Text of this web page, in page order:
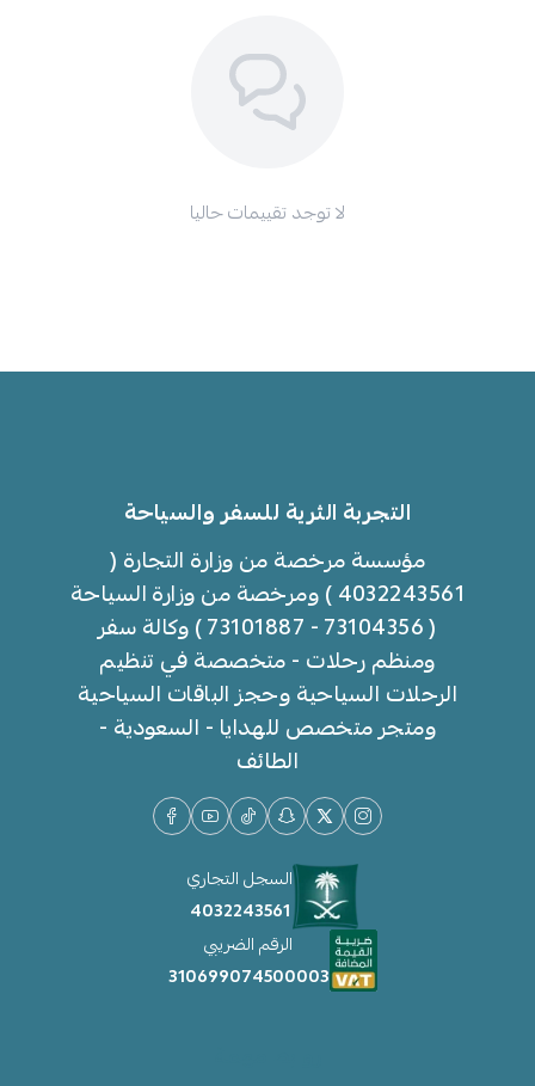
لا توجد تقييمات حاليا
التجربة الثرية للسفر والسياحة
مؤسسة مرخصة من وزارة التجارة (
4032243561 ) ومرخصة من وزارة السياحة
( 73104356 - 73101887 ) وكالة سفر
ومنظم رحلات - متخصصة في تنظيم
الرحلات السياحية وحجز الباقات السياحية
ومتجر متخصص للهدايا - السعودية -
الطائف
السجل التجاري
4032243561
الرقم الضريبي
310699074500003